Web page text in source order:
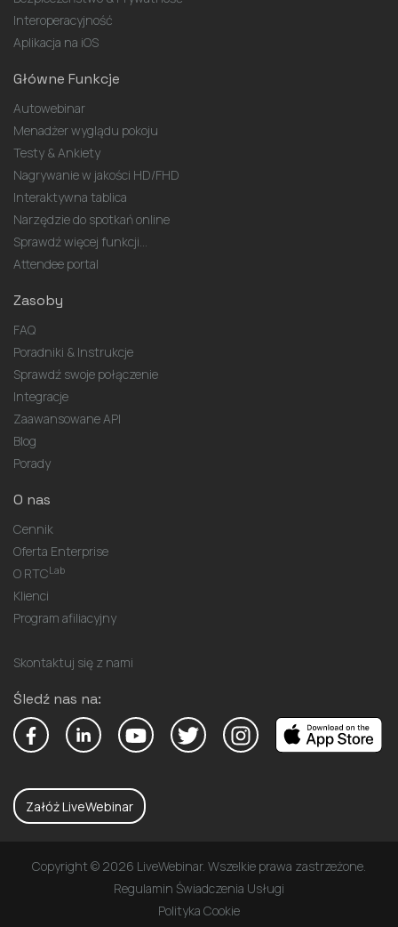
Interoperacyjność
Aplikacja na iOS
Główne Funkcje
Autowebinar
Menadżer wyglądu pokoju
Testy & Ankiety
Nagrywanie w jakości HD/FHD
Interaktywna tablica
Narzędzie do spotkań online
Sprawdź więcej funkcji...
Attendee portal
Zasoby
FAQ
Poradniki & Instrukcje
Sprawdź swoje połączenie
Integracje
Zaawansowane API
Blog
Porady
O nas
Cennik
Oferta Enterprise
O RTCLab
Klienci
Program afiliacyjny
Skontaktuj się z nami
Śledź nas na:
Załóż LiveWebinar
Copyright © 2026 LiveWebinar. Wszelkie prawa zastrzeżone.
Regulamin Świadczenia Usługi
Polityka Cookie